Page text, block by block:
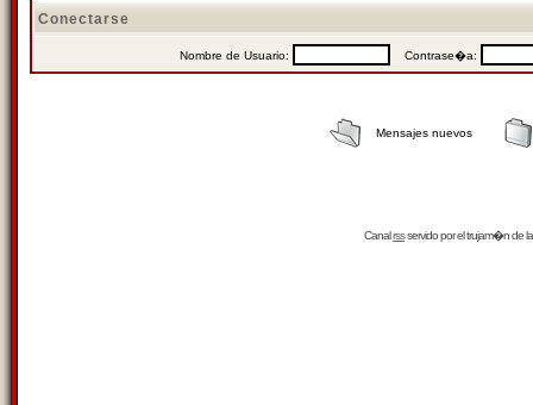
Conectarse
Nombre de Usuario: Contrase�a:
Mensajes nuevos
Canalrssservido por eltrujam�nde